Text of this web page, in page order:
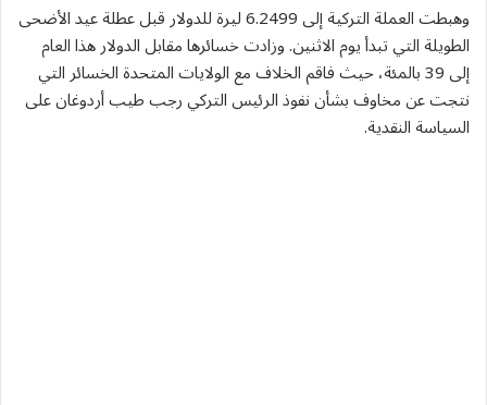
وهبطت العملة التركية إلى 6.2499 ليرة للدولار قبل عطلة عيد الأضحى
الطويلة التي تبدأ يوم الاثنين. وزادت خسائرها مقابل الدولار هذا العام
إلى 39 بالمئة، حيث فاقم الخلاف مع الولايات المتحدة الخسائر التي
نتجت عن مخاوف بشأن نفوذ الرئيس التركي رجب طيب أردوغان على
السياسة النقدية.